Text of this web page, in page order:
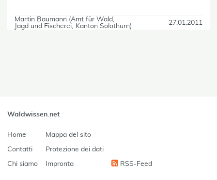
Martin Baumann (Amt für Wald
Jagd und Fischerei
Kanton Solothurn) 27.01.2011
Waldwissen.net
Home
Contatti
Chi siamo
Mappa del sito
Protezione dei dati
Impronta RSS-Feed